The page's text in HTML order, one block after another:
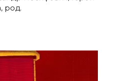
род.